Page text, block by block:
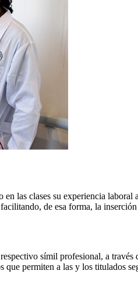
las clases su experiencia
de esa forma, la
símil profesional, a
permiten a las y los titulados